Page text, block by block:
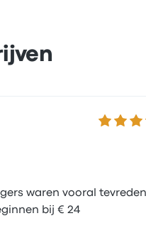
4.1 van
waren vooral
bij € 24